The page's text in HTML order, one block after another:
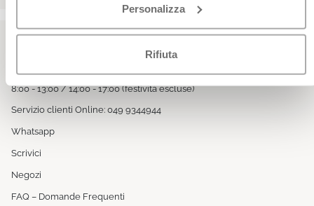
Personalizza
Rifiuta
Da Lunedì a Venerdì
8:00 - 13:00 / 14:00 - 17:00 (festività escluse)
Servizio clienti Online: 049 9344944
Whatsapp
Scrivici
Negozi
FAQ – Domande Frequenti